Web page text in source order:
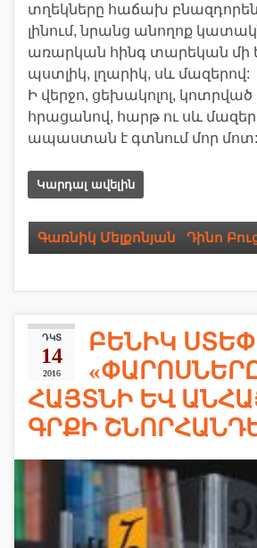
տղեկները հաճախ
լինում, նրանց անողոք
առարկան հինգ տարեկան մի
պստլիկ, լղարիկ, սև մազերով:
Ի վերջո, ցեխակոլոլ,
հրացանով, հարթ ու սև
ապաստան է գտնում մոր մոտ:
Կարդալ ավելին
Գառնիկ Մելքոնյան Դինո
ԴԿՏ
14
2016
ԲԵՆԻԿ
ՀԱՅՏՆԻ ԵՎ
ԳՐՔԻ